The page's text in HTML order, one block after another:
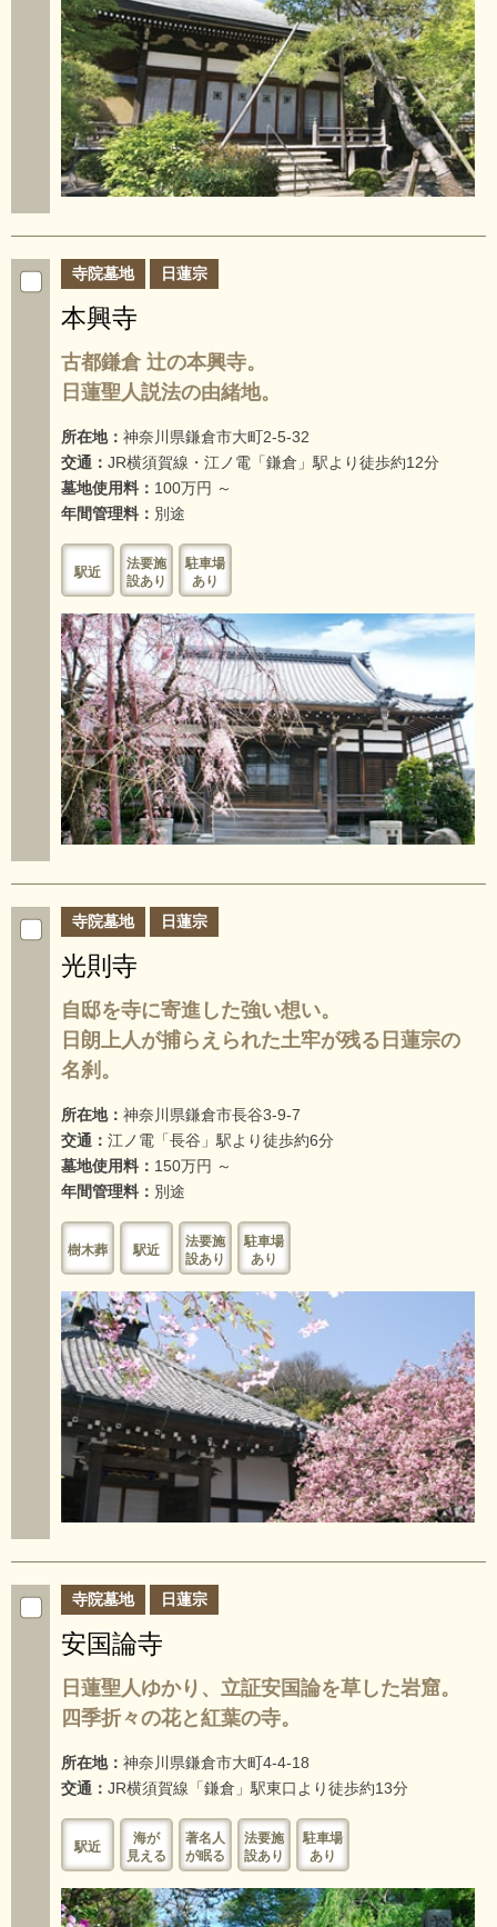
寺院墓地 日蓮宗
本興寺
古都鎌倉 辻の本興寺。
日蓮聖人説法の由緒地。
所在地： 神奈川県鎌倉市大町2-5-32
交通： JR横須賀線・江ノ電「鎌倉」駅より徒歩約12分
墓地使用料： 100万円 ～
年間管理料： 別途
駅近
法要施
設あり
駐車場
あり
寺院墓地 日蓮宗
光則寺
自邸を寺に寄進した強い想い。
日朗上人が捕らえられた土牢が残る日蓮宗の
名刹。
所在地： 神奈川県鎌倉市長谷3-9-7
交通： 江ノ電「長谷」駅より徒歩約6分
墓地使用料： 150万円 ～
年間管理料： 別途
樹木葬 駅近
法要施
設あり
駐車場
あり
寺院墓地 日蓮宗
安国論寺
日蓮聖人ゆかり、立証安国論を草した岩窟。
四季折々の花と紅葉の寺。
所在地： 神奈川県鎌倉市大町4-4-18
交通： JR横須賀線「鎌倉」駅東口より徒歩約13分
駅近
海が
見える
著名人
が眠る
法要施
設あり
駐車場
あり